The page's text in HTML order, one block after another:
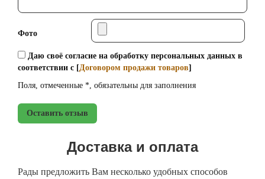
Фото
Даю своё согласие на обработку персональных данных в
соответствии с [Договором продажи товаров]
Поля, отмеченные *, обязательны для заполнения
Оставить отзыв
Доставка и оплата
Рады предложить Вам несколько удобных способов